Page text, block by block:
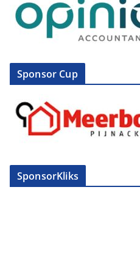
Sponsor Cup
SponsorKliks